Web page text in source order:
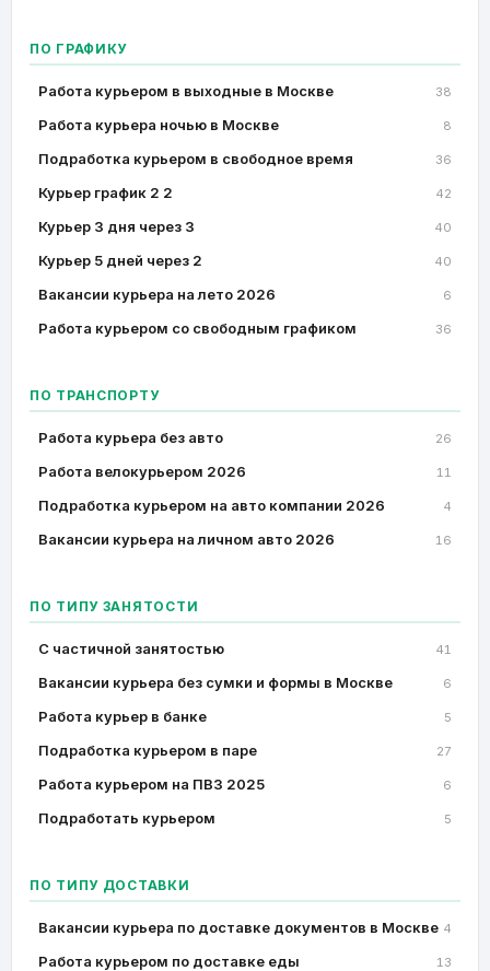
ПО ГРАФИКУ
Работа курьером в выходные в Москве 38
Работа курьера ночью в Москве 8
Подработка курьером в свободное время 36
Курьер график 2 2 42
Курьер 3 дня через 3 40
Курьер 5 дней через 2 40
Вакансии курьера на лето 2026 6
Работа курьером со свободным графиком 36
ПО ТРАНСПОРТУ
Работа курьера без авто 26
Работа велокурьером 2026 11
Подработка курьером на авто компании 2026 4
Вакансии курьера на личном авто 2026 16
ПО ТИПУ ЗАНЯТОСТИ
C частичной занятостью 41
Вакансии курьера без сумки и формы в Москве 6
Работа курьер в банке 5
Подработка курьером в паре 27
Работа курьером на ПВЗ 2025 6
Подработать курьером 5
ПО ТИПУ ДОСТАВКИ
Вакансии курьера по доставке документов в Москве 4
Работа курьером по доставке еды 13